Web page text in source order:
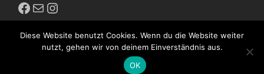
Copyright 2022 Apesecco, All Right Reserved
Diese Website benutzt Cookies. Wenn du die Website weiter
nutzt, gehen wir von deinem Einverständnis aus.
OK